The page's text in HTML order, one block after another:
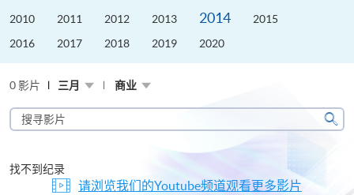
2010 2011 2012 2013 2014
2015
2016
2017 2018 2019 2020
0 影片 三月 商业
搜
寻
片
搜
找不到纪录
请浏览我们的Youtube频道观看更多影片